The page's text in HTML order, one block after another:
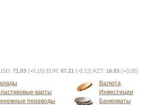
71.83 (+0.15) EUR: 87.21 (-0.12) KZT: 16.83 (+0.05)
карты
переводы
Валюта
Инвестиции
Банкоматы